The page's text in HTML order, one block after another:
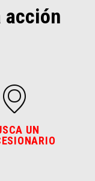
acción
UN